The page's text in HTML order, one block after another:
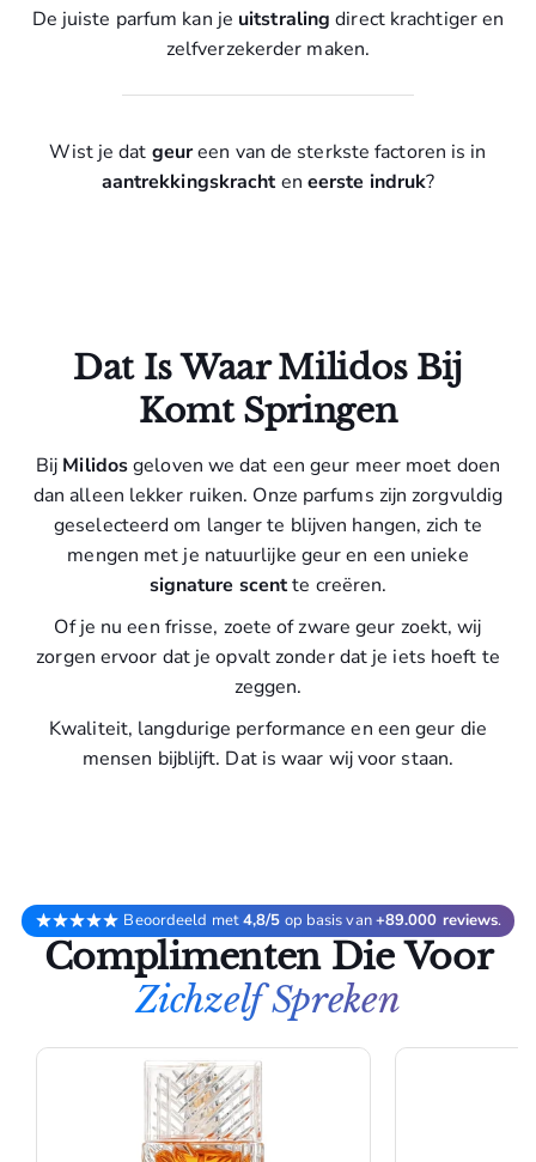
De juiste parfum kan je uitstralingdirect krachtiger en
zelfverzekerder maken.
Wist je dat geureen van de sterkste factoren is in
aantrekkingskrachten eerste indruk?
Dat Is Waar Milidos Bij
Komt Springen
Bij Milidosgeloven we dat een geur meer moet doen
dan alleen lekker ruiken. Onze parfums zijn zorgvuldig
geselecteerd om langer te blijven hangen, zich te
mengen met je natuurlijke geur en een unieke
signature scentte creëren.
Of je nu een frisse, zoete of zware geur zoekt, wij
zorgen ervoor dat je opvalt zonder dat je iets hoeft te
zeggen.
Kwaliteit, langdurige performance en een geur die
mensen bijblijft. Dat is waar wij voor staan.
Beoordeeld met4,8/5 op basis van+89.000 reviews.
Complimenten Die Voor
Zichzelf Spreken